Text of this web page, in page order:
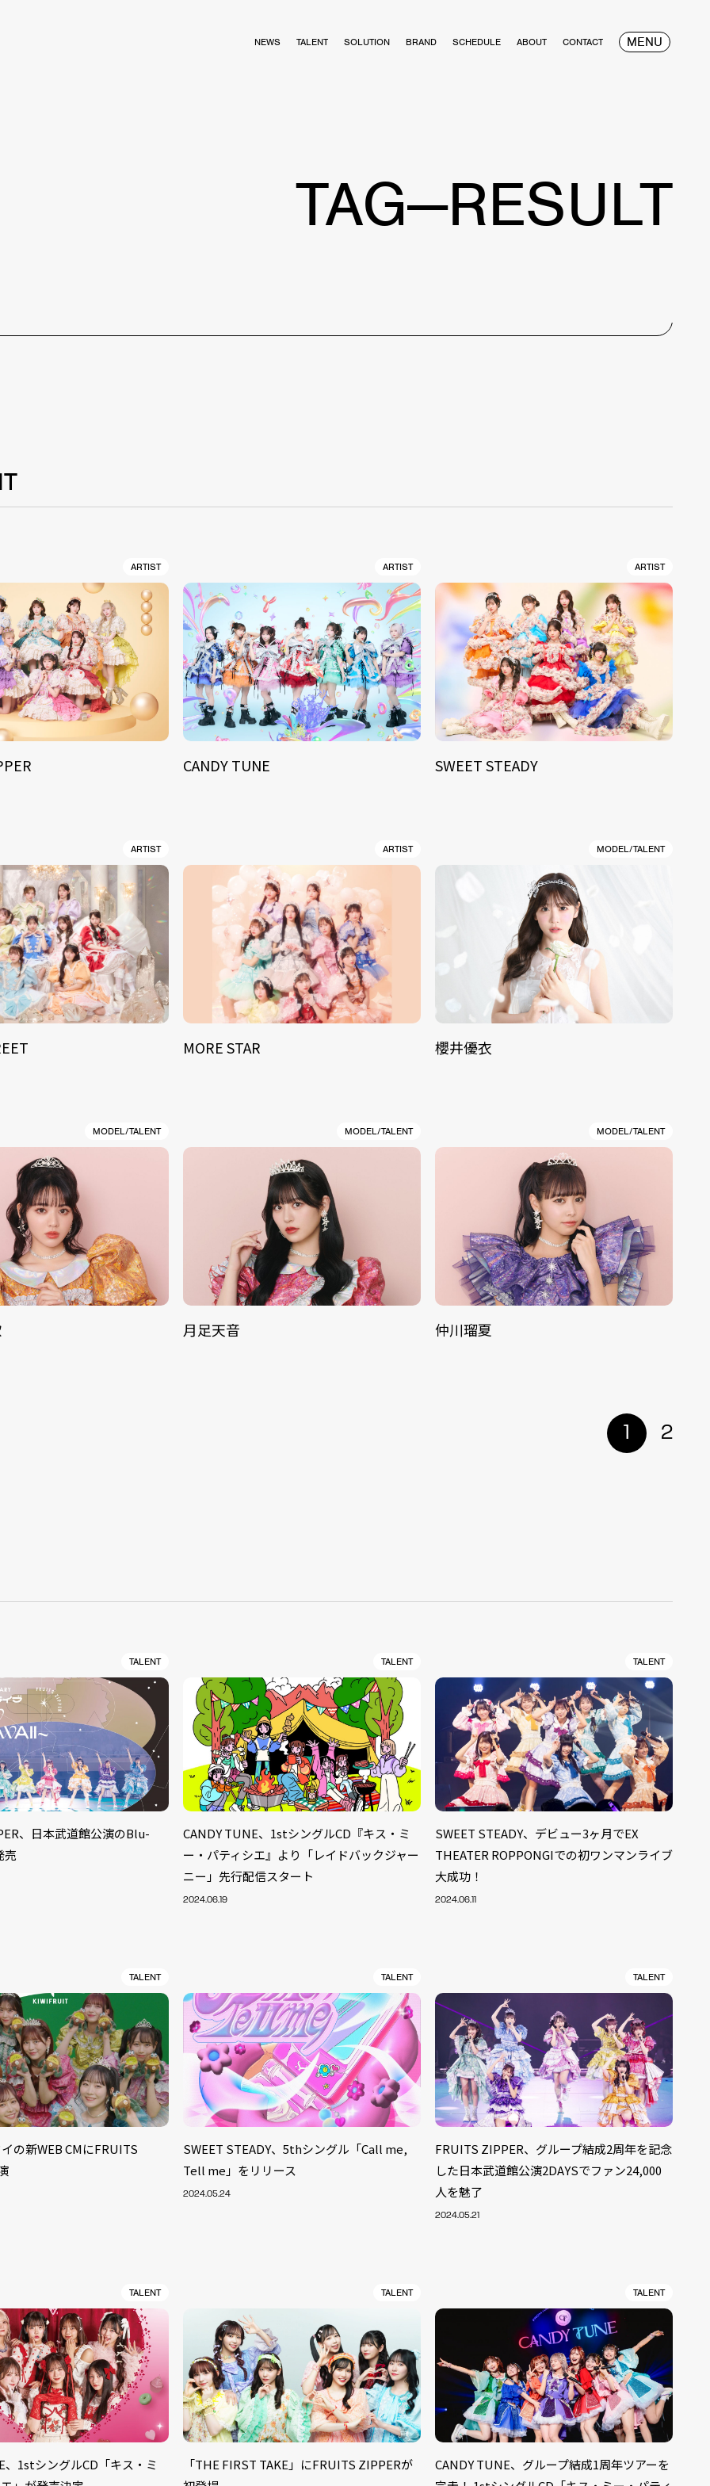
NEWS TALENT SOLUTION BRAND SCHEDULE ABOUT CONTACT MENU
TAG—RESULT
ARTIST ARTIST
CANDY TUNE
ARTIST
SWEET STEADY
ARTIST ARTIST
MORE STAR
MODEL/TALENT
櫻井優衣
MODEL/TALENT MODEL/TALENT
月足天音
MODEL/TALENT
仲川瑠夏
1 2
TALENT
、日本武道館公演のBlu-
売
TALENT
CANDY TUNE、1stシングルCD『キス・ミ
ー・パティシエ』より「レイドバックジャー
ニー」先行配信スタート
2024.06.19
TALENT
SWEET STEADY、デビュー3ヶ月でEX
THEATER ROPPONGIでの初ワンマンライブ
大成功！
2024.06.11
TALENT
の新WEB CMにFRUITS
TALENT
SWEET STEADY、5thシングル「Call me,
Tell me」をリリース
2024.05.24
TALENT
FRUITS ZIPPER、グループ結成2周年を記念
した日本武道館公演2DAYSでファン24,000
人を魅了
2024.05.21
TALENT
、1stシングルCD「キス・ミ
TALENT
「THE FIRST TAKE」にFRUITS ZIPPERが
TALENT
CANDY TUNE、グループ結成1周年ツアーを
ARTIST40 MODEL/TALENT33
29